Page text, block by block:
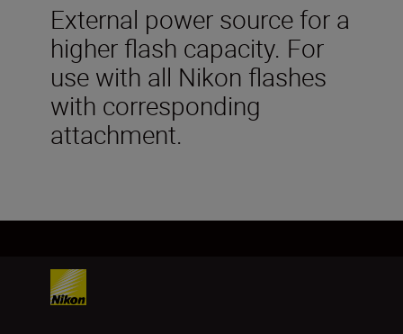
External power source for a
higher flash capacity. For
use with all Nikon flashes
with corresponding
attachment.